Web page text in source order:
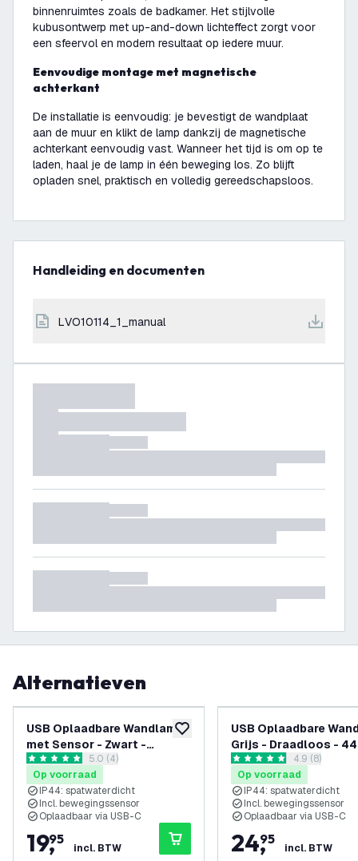
binnenruimtes zoals de badkamer. Het stijlvolle
kubusontwerp met up-and-down lichteffect zorgt voor
een sfeervol en modern resultaat op iedere muur.
Eenvoudige montage met magnetische
achterkant
De installatie is eenvoudig: je bevestigt de wandplaat
aan de muur en klikt de lamp dankzij de magnetische
achterkant eenvoudig vast. Wanneer het tijd is om op te
laden, haal je de lamp in één beweging los. Zo blijft
opladen snel, praktisch en volledig gereedschapsloos.
Handleiding en documenten
LVO10114_1_manual
Alternatieven
toevoegen aan verlanglijst
USB Oplaadbare Wandlamp
met Sensor - Zwart -
Draadloos - 4400 mAh Accu
- Geschikt voor Binnen &
Buiten
reviews drawer openen
5 score sterren5.0 (4)
Op voorraad
IP44: spatwaterdicht
Incl. bewegingssensor
Oplaadbaar via USB-C
19,
95
incl. BTW
USB Oplaadbare
Grijs - Draadloos -
mAh Accu - Geschikt
Binnen & Buiten
reviews
4.9 score sterren4.9 (8)
Op voorraad
IP44: spatwaterdicht
Incl. bewegingssensor
Oplaadbaar via USB-C
24,
95
incl. BTW